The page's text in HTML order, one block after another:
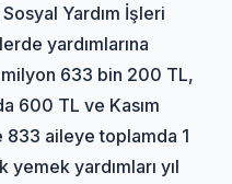
Yardım İşleri
yardımlarına
milyon 633 bin 200 TL,
600 TL ve Kasım
833 aileye toplamda 1
yardımları yıl